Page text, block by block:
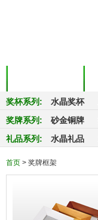
奖杯系列 : 水晶奖杯
奖牌系列 : 砂金铜牌
礼品系列 : 水晶礼品
首页 > 奖牌框架